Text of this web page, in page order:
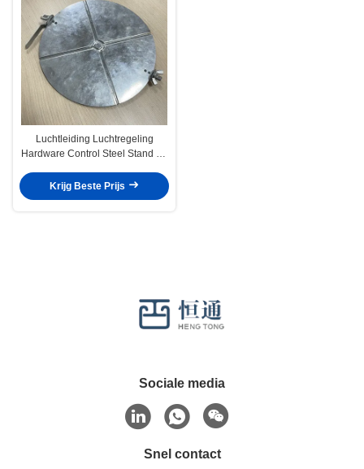
Luchtleiding Luchtregeling
Hardware Control Steel Stand Off
Dampers
Krijg Beste Prijs
Sociale media
Snel contact